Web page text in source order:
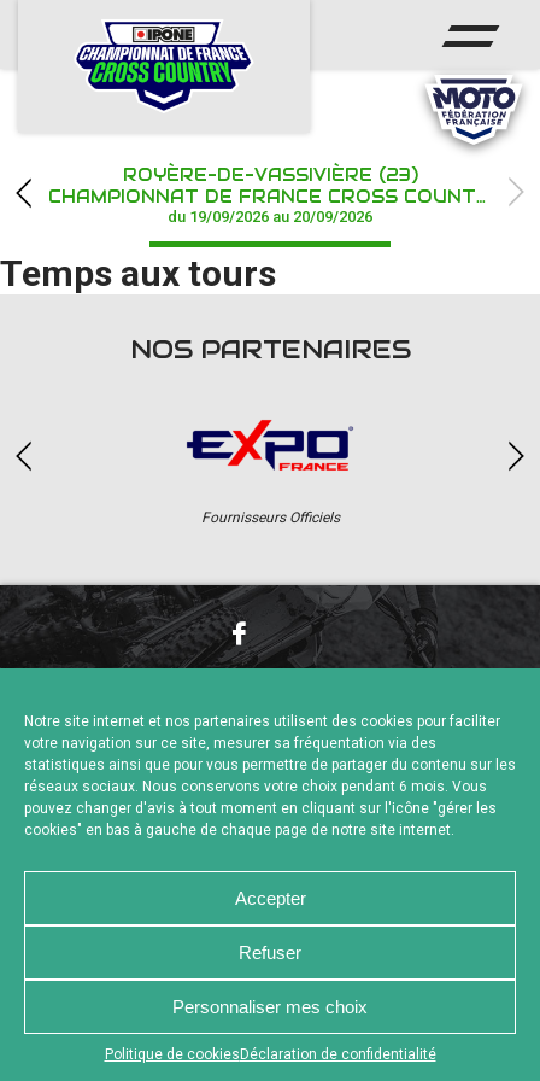
Notre site internet et nos partenaires utilisent des cookies pour faciliter
votre navigation sur ce site, mesurer sa fréquentation via des
statistiques ainsi que pour vous permettre de partager du contenu sur les
réseaux sociaux. Nous conservons votre choix pendant 6 mois. Vous
pouvez changer d'avis à tout moment en cliquant sur l'icône "gérer les
cookies" en bas à gauche de chaque page de notre site internet.
Accepter
Refuser
Personnaliser mes choix
Politique de cookies Déclaration de confidentialité
Appuyez sur le bouton partager en bas de votre
ACCUEIL
ACTUS
CHAMPIONNAT
RÉSULTATS
PHOTOS / WEB TV
PARTENAIRES
ROYÈRE-DE-VASSIVIÈRE (23)
CHAMPIONNAT DE FRANCE CROSS COUNTRY IPONE
du 19/09/2026 au 20/09/2026
Temps aux tours
NOS PARTENAIRES
Fournisseurs Officiels
DÉCLARATION DE CONFIDENTIALITÉ
RÉALISÉ PAR L’AGENCE WEB A3 WEB